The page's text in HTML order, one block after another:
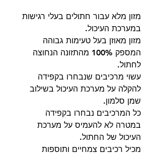
מזון מלא עבור חתולים בעלי רגישות
במערכת העיכול.
מזון מאוזן בעל טעימות גבוהה
המספק 100% מהתזונה הנחוצה
לחתול.
עשוי מרכיבים שנבחרו בקפידה
להקלה על מערכת העיכול בשילוב
שמן סלמון.
כל המרכיבים נבחרו בקפידה
במטרה לא להעמיס על מערכת
העיכול של החתול.
מכיל רכיבים צמחיים ותוספות